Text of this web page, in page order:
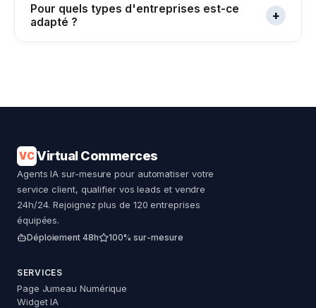
Pour quels types d'entreprises est-ce
adapté ?
+
VCVirtual Commerces
Agents IA sur-mesure pour automatiser votre
service client, qualifier vos leads et vendre
24h/24. Rejoignez plus de 120 entreprises
équipées.
Déploiement 48h 100% sur-mesure
SERVICES
Page Jumeau Numérique
Widget IA